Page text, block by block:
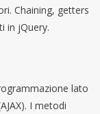
Chaining, getters
in jQuery.
lato
I metodi